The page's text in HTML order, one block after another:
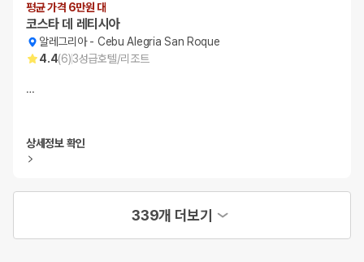
평균 가격 6만원 대
코스타 데 레티시아
알레그리아- Cebu Alegria San Roque
4.4(6)3성급호텔/리조트
…
상세정보 확인
339개 더보기